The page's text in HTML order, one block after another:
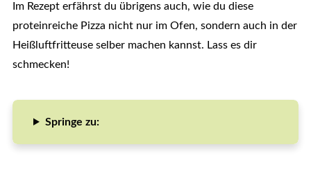
Im Rezept erfährst du übrigens auch, wie du diese
proteinreiche Pizza nicht nur im Ofen, sondern auch in der
Heißluftfritteuse selber machen kannst. Lass es dir
schmecken!
Springe zu: